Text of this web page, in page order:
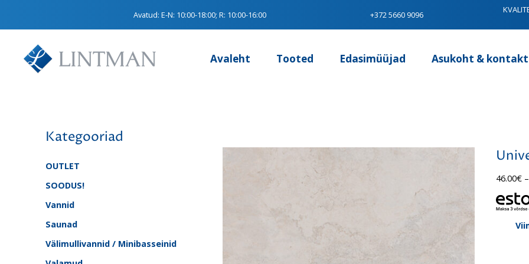
Avatud:E-N: 10:00-18:00; R: 10:00-16:00 +372 5660 9096
Avaleht Tooted Edasimüüjad Asukoht & kontakt
Kategooriad
OUTLET
SOODUS!
Vannid
Saunad
Välimullivannid / Minibasseinid
46.00€ –